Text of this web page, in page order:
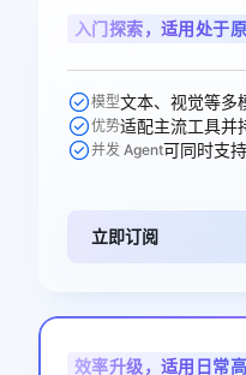
入门探索，适用处于
模型文本、视觉等多
优势适配主流工具并
并发 Agent可同时支
立即订阅
效率升级，适用日常